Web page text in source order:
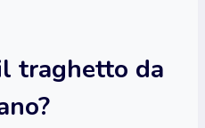
traghetto da